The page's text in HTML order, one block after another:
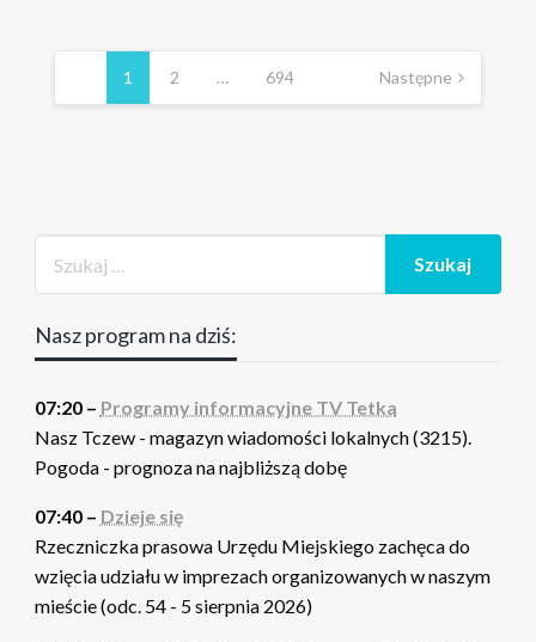
Stronicowanie
wpisów
1 2 … 694 Następne
Nasz program na dziś:
07:20 – Programy informacyjne TV Tetka
Nasz Tczew - magazyn wiadomości lokalnych (3215).
Pogoda - prognoza na najbliższą dobę
07:40 – Dzieje się
Rzeczniczka prasowa Urzędu Miejskiego zachęca do
wzięcia udziału w imprezach organizowanych w naszym
mieście (odc. 54 - 5 sierpnia 2026)